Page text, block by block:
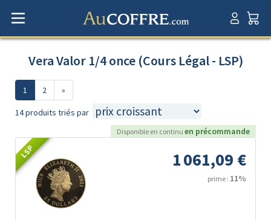
Vera Valor 1/4 once (Cours Légal - LSP)
1 2 »
14 produits triés par
Disponible en continu en précommande
LSP 1 061,09 €
prime : 11%